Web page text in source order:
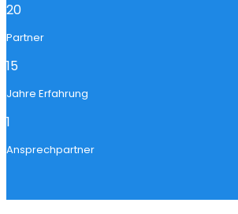
20
Partner
15
Jahre Erfahrung
1
Ansprechpartner